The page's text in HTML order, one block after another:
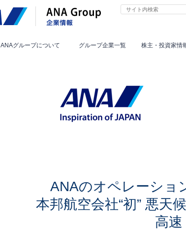
ANAグループについて グループ企業一覧 株主・投資家情
ANAのオペレーショ
本邦航空会社“初” 悪天
高